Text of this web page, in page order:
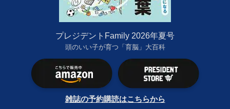
プレジデントFamily 2026年夏号
頭のいい子が育つ「育脳」大百科
雑誌の予約購読はこちらから